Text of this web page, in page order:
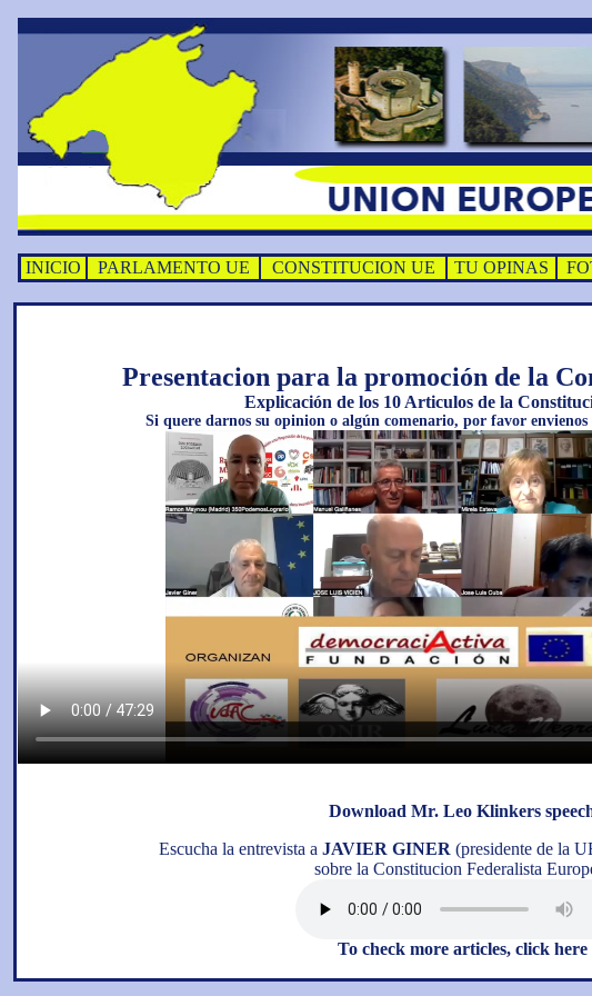
INICIO PARLAMENTO UE CONSTITUCION UE TU OPINAS
Presentacion para la promoción de la
Explicación de los 10 Articulos de la
Si quere darnos su opinion o algún comenario, por favor
Download Mr. Leo Klinkers
Escucha la entrevista a JAVIER GINER (presidente de la
sobre la Constitucion Federalista
To check more articles, click here